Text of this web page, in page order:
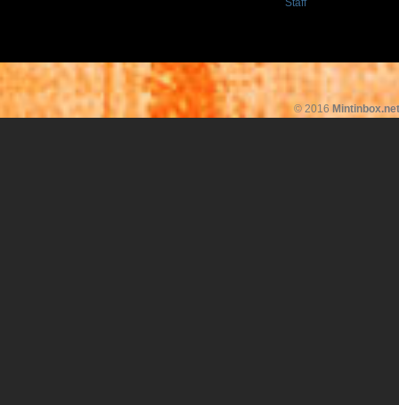
Staff
© 2016 Mintinbox.net